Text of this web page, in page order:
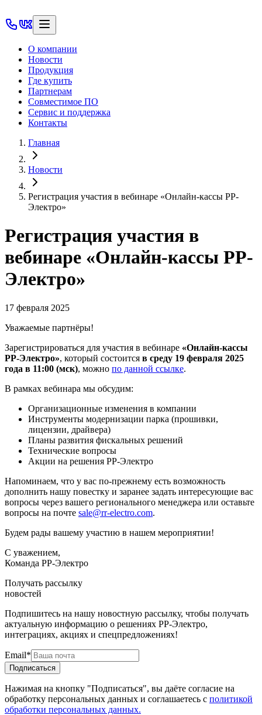
О компании
Новости
Продукция
Где купить
Партнерам
Совместимое ПО
Сервис и поддержка
Контакты
Главная
Новости
Регистрация участия в вебинаре «Онлайн-кассы РР-
Электро»
Регистрация участия в
вебинаре «Онлайн-кассы РР-
Электро»
17 февраля 2025
Уважаемые партнёры!
Зарегистрироваться для участия в вебинаре «Онлайн-кассы
РР-Электро», который состоится в среду 19 февраля 2025
года в 11:00 (мск), можно по данной ссылке.
В рамках вебинара мы обсудим:
Организационные изменения в компании
Инструменты модернизации парка (прошивки,
лицензии, драйвера)
Планы развития фискальных решений
Технические вопросы
Акции на решения РР-Электро
Напоминаем, что у вас по-прежнему есть возможность
дополнить нашу повестку и заранее задать интересующие вас
вопросы через вашего регионального менеджера или оставьте
вопросы на почте sale@rr-electro.com.
Будем рады вашему участию в нашем мероприятии!
С уважением,
Команда PP-Электро
Получать рассылку
новостей
Подпишитесь на нашу новостную рассылку, чтобы получать
актуальную информацию о решениях РР‑Электро,
интеграциях, акциях и спецпредложениях!
Email*
Подписаться
Нажимая на кнопку "Подписаться", вы даёте согласие на
обработку персональных данных и соглашаетесь с политикой
обработки персональных данных.